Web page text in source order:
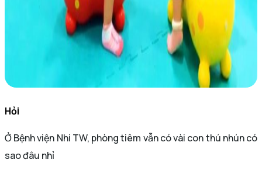
Hỏi
Ở Bệnh viện Nhi TW, phòng tiêm vẫn có vài con thú nhún có
sao đâu nhỉ